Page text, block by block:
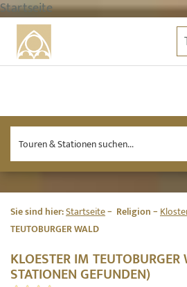
Startseite
Sie sind hier:Startseite Religion
TEUTOBURGER WALD
KLOESTER IM TEUTOBURGER
STATIONEN GEFUNDEN)